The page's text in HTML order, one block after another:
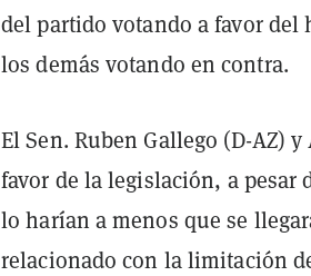
del partido votando a favor
los demás votando en contra.
El Sen. Ruben Gallego (D-AZ)
favor de la legislación, a pesar
lo harían a menos que se
relacionado con la limitación